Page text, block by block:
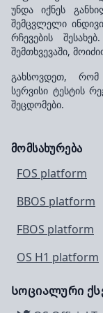
უნდა იქნეს
შემცვლელი
რჩევების
შემთხვევაში,
გახსოვდეთ, რომ
სერვისი ტესტის
შეცდომები.
მომსახურება
FOS platform
BBOS platform
FBOS platform
OS H1 platform
Სოციალური